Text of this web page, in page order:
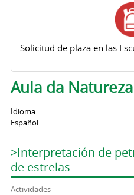
Solicitud de plaza en las
Aula da Natureza
Idioma
Español
>Interpretación de
de estrelas
Actividades